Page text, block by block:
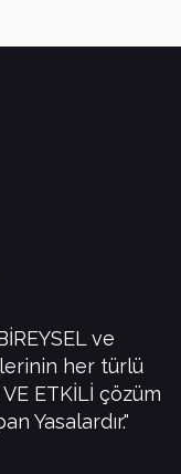
ve
her türlü
ETKİLİ çözüm
Yasalardır."